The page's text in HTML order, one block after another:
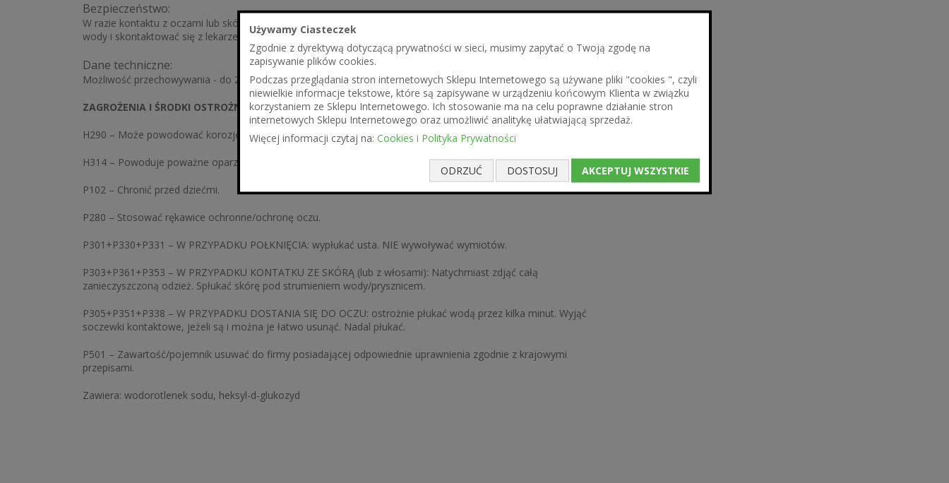
Używamy Ciasteczek
Zgodnie z dyrektywą dotyczącą prywatności w sieci, musimy zapytać o Twoją zgodę na
zapisywanie plików cookies.
Podczas przeglądania stron internetowych Sklepu Internetowego są używane pliki "cookies ", czyli
niewielkie informacje tekstowe, które są zapisywane w urządzeniu końcowym Klienta w związku
korzystaniem ze Sklepu Internetowego. Ich stosowanie ma na celu poprawne działanie stron
internetowych Sklepu Internetowego oraz umożliwić analitykę ułatwiającą sprzedaż.
Więcej informacji czytaj na: Cookies i Polityka Prywatności
ODRZUĆ DOSTOSUJ AKCEPTUJ WSZYSTKIE
Bezpieczeństwo:
W razie kontaktu z oczami lub skórą natychmiast obficie spłukać wodą. W przypadku spożycia, wypić dużą ilość
wody i skontaktować się z lekarzem. Nie wywoływać wymiotów bez lekarskiej konsultacji.
Dane techniczne:
Możliwość przechowywania - do 2 lat
ZAGROŻENIA I ŚRODKI OSTROŻNOŚCI:
H290 – Może powodować korozję metali.
H314 – Powoduje poważne oparzenia skóry oraz uszkodzenia oczu
P102 – Chronić przed dziećmi.
P280 – Stosować rękawice ochronne/ochronę oczu.
P301+P330+P331 – W PRZYPADKU POŁKNIĘCIA: wypłukać usta. NIE wywoływać wymiotów.
P303+P361+P353 – W PRZYPADKU KONTATKU ZE SKÓRĄ (lub z włosami): Natychmiast zdjąć całą
zanieczyszczoną odzież. Spłukać skórę pod strumieniem wody/prysznicem.
P305+P351+P338 – W PRZYPADKU DOSTANIA SIĘ DO OCZU: ostrożnie płukać wodą przez kilka minut. Wyjąć
soczewki kontaktowe, jeżeli są i można je łatwo usunąć. Nadal płukać.
P501 – Zawartość/pojemnik usuwać do firmy posiadającej odpowiednie uprawnienia zgodnie z krajowymi
przepisami.
Zawiera: wodorotlenek sodu, heksyl-d-glukozyd